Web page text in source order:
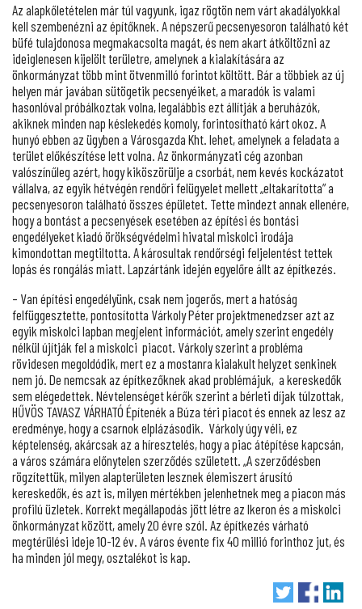
Az alapkőletételen már túl vagyunk, igaz rögtön nem várt akadályokkal
kell szembenézni az építőknek. A népszerű pecsenyesoron található két
büfé tulajdonosa megmakacsolta magát, és nem akart átköltözni az
ideiglenesen kijelölt területre, amelynek a kialakítására az
önkormányzat több mint ötvenmilló forintot költött. Bár a többiek az új
helyen már javában sütögetik pecsenyéiket, a maradók is valami
hasonlóval próbálkoztak volna, legalábbis ezt állítják a beruházók,
akiknek minden nap késlekedés komoly, forintosítható kárt okoz. A
hunyó ebben az ügyben a Városgazda Kht. lehet, amelynek a feladata a
terület előkészítése lett volna. Az önkormányzati cég azonban
valószínűleg azért, hogy kiköszörülje a csorbát, nem kevés kockázatot
vállalva, az egyik hétvégén rendőri felügyelet mellett „eltakarította” a
pecsenyesoron található összes épületet. Tette mindezt annak ellenére,
hogy a bontást a pecsenyések esetében az építési és bontási
engedélyeket kiadó örökségvédelmi hivatal miskolci irodája
kimondottan megtiltotta. A károsultak rendőrségi feljelentést tettek
lopás és rongálás miatt. Lapzártánk idején egyelőre állt az építkezés.
– Van építési engedélyünk, csak nem jogerős, mert a hatóság
felfüggesztette, pontosította Várkoly Péter projektmenedzser azt az
egyik miskolci lapban megjelent információt, amely szerint engedély
nélkül újítják fel a miskolci piacot. Várkoly szerint a probléma
rövidesen megoldódik, mert ez a mostanra kialakult helyzet senkinek
nem jó. De nemcsak az építkezőknek akad problémájuk, a kereskedők
sem elégedettek. Névtelenséget kérők szerint a bérleti díjak túlzottak,
HŰVÖS TAVASZ VÁRHATÓ Építenék a Búza téri piacot és ennek az lesz az
eredménye, hogy a csarnok elplázásodik. Várkoly úgy véli, ez
képtelenség, akárcsak az a híresztelés, hogy a piac átépítése kapcsán,
a város számára előnytelen szerződés született. „A szerződésben
rögzítettük, milyen alapterületen lesznek élemiszert árusító
kereskedők, és azt is, milyen mértékben jelenhetnek meg a piacon más
profilú üzletek. Korrekt megállapodás jött létre az Ikeron és a miskolci
önkormányzat között, amely 20 évre szól. Az építkezés várható
megtérülési ideje 10-12 év. A város évente fix 40 millió forinthoz jut, és
ha minden jól megy, osztalékot is kap.